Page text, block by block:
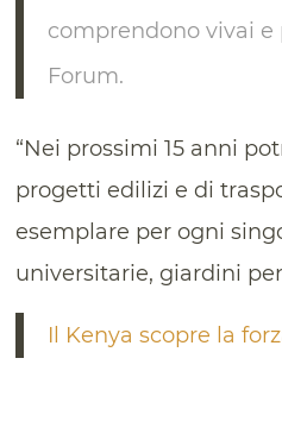
comprendono vivai
Forum.
“Nei prossimi 15 anni
progetti edilizi e di
esemplare per ogni
universitarie, giardini
Il Kenya scopre la